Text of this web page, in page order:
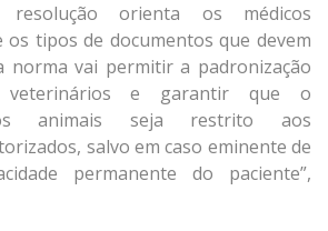
orienta os médicos
tipos de documentos que devem
norma vai permitir a padronização
veterinários e garantir que o
animais seja restrito aos
salvo em caso eminente de
permanente do paciente”,